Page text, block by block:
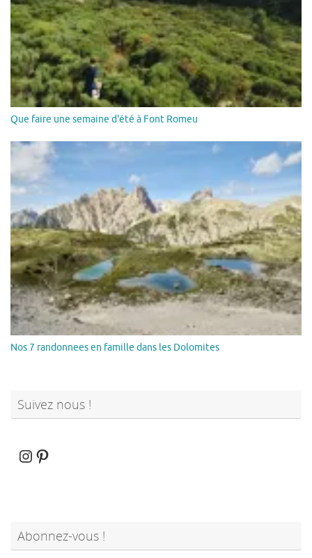
Que faire une semaine d'été à Font Romeu
Nos 7 randonnees en famille dans les Dolomites
Suivez nous !
Instagram
Pinterest
Abonnez-vous !